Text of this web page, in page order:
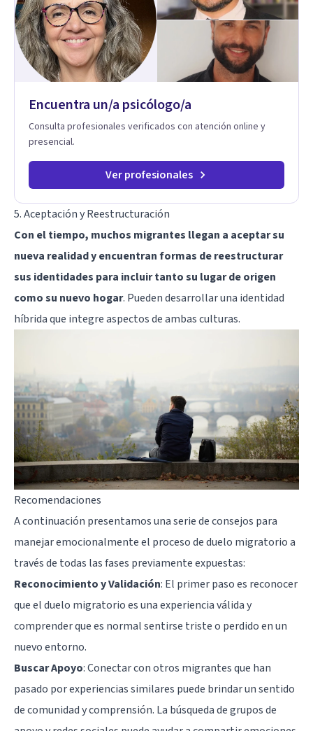
seres queridos para fortalecer las relaciones y mejorar la
dinámica familiar. Evaluaciones Psicológicas y Terapias
Especializadas: Terapia cognitivo-conductual Terapia de
apoyo Terapia psicodinámica Terapia enfocada en la solución
Terapia de exposición Terapia de juego para niños
Tratamiento de Traumas y Trastornos de Estrés
a superar experiencias traumáticas y mejorar tu calidad de
vida. Tratamiento de Adicciones.
Encuentra un/a psicólogo/a
Consulta profesionales verificados con atención online y
presencial.
Ver profesionales
5. Aceptación y Reestructuración
Con el tiempo, muchos migrantes llegan a aceptar su
nueva realidad y encuentran formas de reestructurar
sus identidades para incluir tanto su lugar de origen
como su nuevo hogar. Pueden desarrollar una identidad
híbrida que integre aspectos de ambas culturas.
Recomendaciones
A continuación presentamos una serie de consejos para
manejar emocionalmente el proceso de duelo migratorio a
través de todas las fases previamente expuestas:
Reconocimiento y Validación: El primer paso es reconocer
que el duelo migratorio es una experiencia válida y
comprender que es normal sentirse triste o perdido en un
nuevo entorno.
Buscar Apoyo: Conectar con otros migrantes que han
pasado por experiencias similares puede brindar un sentido
de comunidad y comprensión. La búsqueda de grupos de